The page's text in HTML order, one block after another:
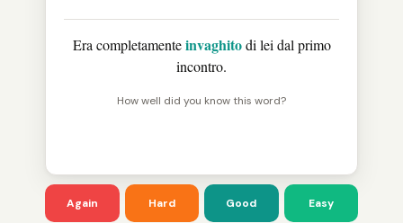
Era completamenteinvaghitodi lei dal primo
incontro.
How well did you know this word?
Again Hard Good Easy